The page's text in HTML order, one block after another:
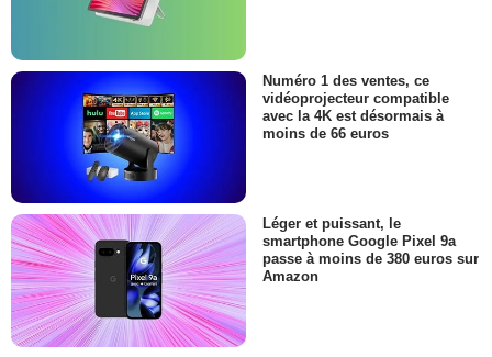
Numéro 1 des ventes, ce
vidéoprojecteur compatible
avec la 4K est désormais à
moins de 66 euros
Léger et puissant, le
smartphone Google Pixel 9a
passe à moins de 380 euros sur
Amazon